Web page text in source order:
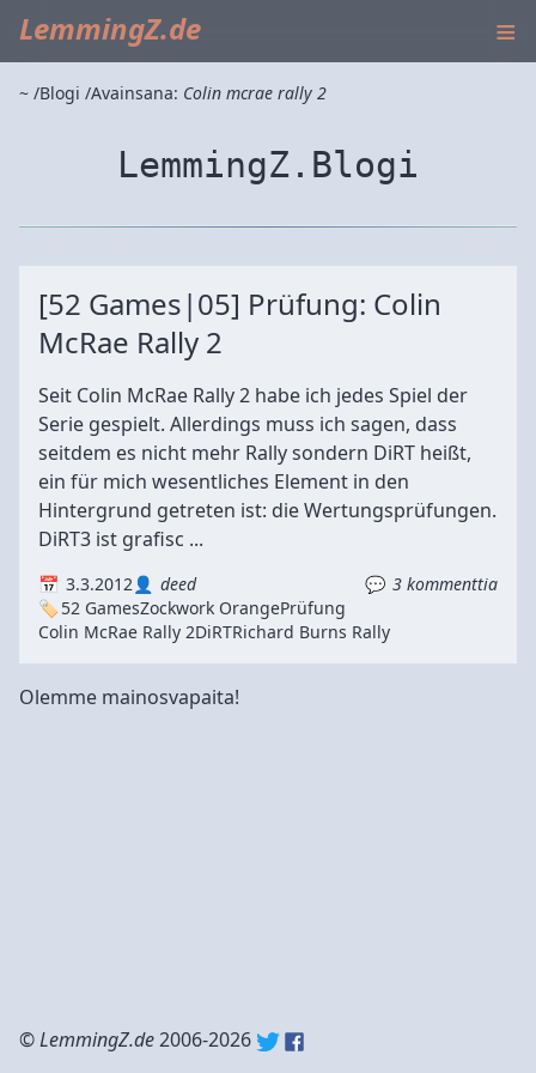
LemmingZ.de ≡
~ Blogi Avainsana: Colin mcrae rally 2
LemmingZ.Blogi
[52 Games|05] Prüfung: Colin
McRae Rally 2
Seit Colin McRae Rally 2 habe ich jedes Spiel der
Serie gespielt. Allerdings muss ich sagen, dass
seitdem es nicht mehr Rally sondern DiRT heißt,
ein für mich wesentliches Element in den
Hintergrund getreten ist: die Wertungsprüfungen.
DiRT3 ist grafisc ...
3.3.2012 deed
3 kommenttia
52 GamesZockwork OrangePrüfung
Colin McRae Rally 2DiRTRichard Burns Rally
Olemme mainosvapaita!
©LemmingZ.de2006-2026